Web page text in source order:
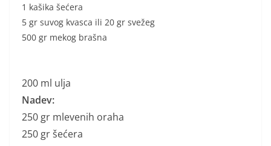
1 kašika šećera
5 gr suvog kvasca ili 20 gr svežeg
500 gr mekog brašna
200 ml ulja
Nadev:
250 gr mlevenih oraha
250 gr šećera